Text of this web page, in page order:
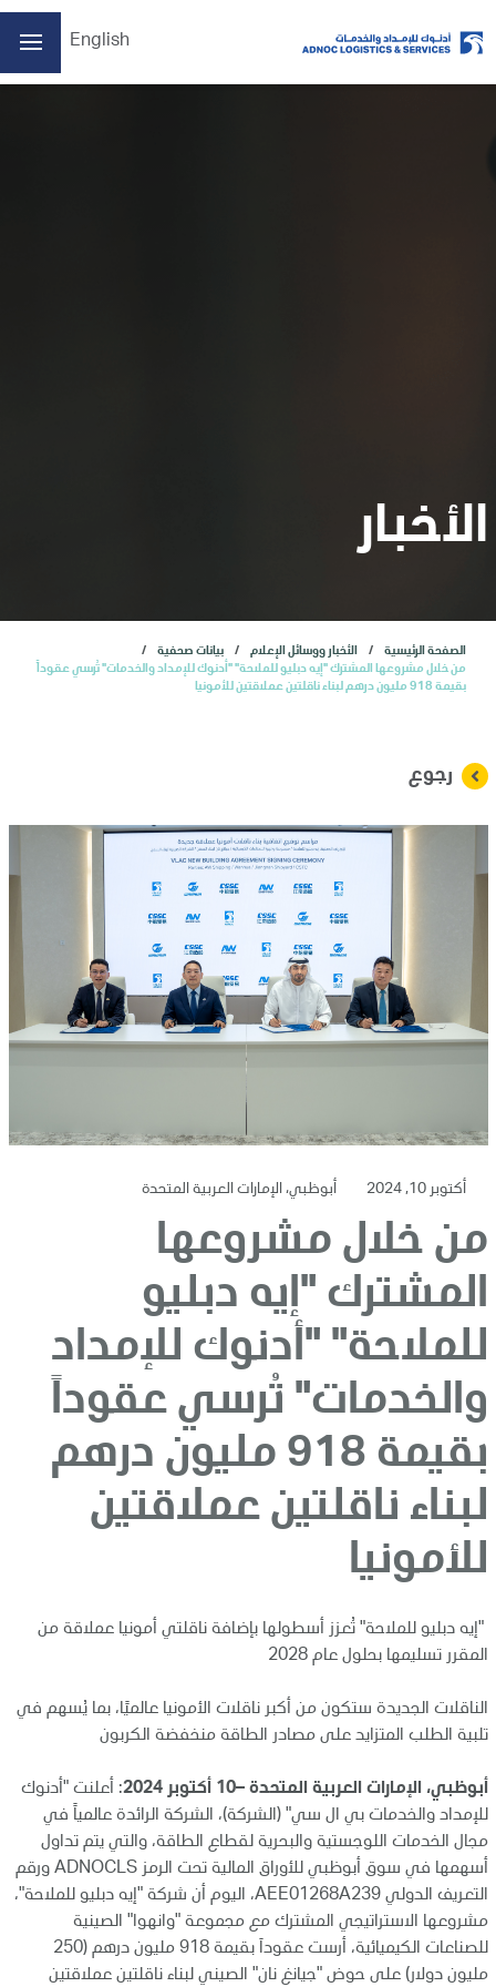
English
المستثمرون
خدمات
الأخبار
الصفحة الرئيسية الأخبار ووسائل الإعلام
بيانات صحفية
من خلال مشروعها المشترك "إيه دبليو للملاحة" "أدنوك للإمداد والخدمات" تُرسي عقوداً
بقيمة 918 مليون درهم لبناء ناقلتين عملاقتين للأمونيا
رجوع
أكتوبر 10, 2024 أبوظبي، الإمارات العربية المتحدة
من خلال مشروعها
المشترك "إيه دبليو
للملاحة" "أدنوك للإمداد
والخدمات" تُرسي عقوداً
بقيمة 918 مليون درهم
لبناء ناقلتين عملاقتين
للأمونيا
"إيه دبليو للملاحة" تُعزز أسطولها بإضافة ناقلتي أمونيا عملاقة من
المقرر تسليمها بحلول عام 2028
الناقلات الجديدة ستكون من أكبر ناقلات الأمونيا عالميًا، بما يُسهم في
تلبية الطلب المتزايد على مصادر الطاقة منخفضة الكربون
أبوظبي، الإمارات العربية المتحدة –10 أكتوبر 2024
: أعلنت "أدنوك
للإمداد والخدمات بي ال سي" (الشركة)، الشركة الرائدة عالمياً في
مجال الخدمات اللوجستية والبحرية لقطاع الطاقة، والتي يتم تداول
أسهمها في سوق أبوظبي للأوراق المالية تحت الرمز ADNOCLS ورقم
التعريف الدولي AEE01268A239، اليوم أن شركة "إيه دبليو للملاحة"،
مشروعها الاستراتيجي المشترك مع مجموعة "وانهوا" الصينية
للصناعات الكيميائية، أرست عقوداَ بقيمة 918 مليون درهم (250
مليون دولار) على حوض "جيانغ نان" الصيني لبناء ناقلتين عملاقتين